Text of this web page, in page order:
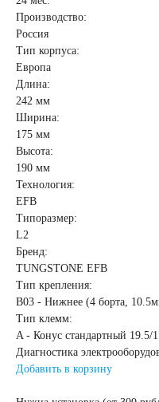
Производство:
Россия
Тип корпуса:
Европа
Длина:
242 мм
Ширина:
175 мм
Высота:
190 мм
Технология:
EFB
Типоразмер:
L2
Бренд:
TUNGSTONE EFB
Тип крепления:
B03 - Нижнее (4 борта,
Тип клемм:
A - Конус стандартный 19.5/
Диагностика
Добавить в корзину